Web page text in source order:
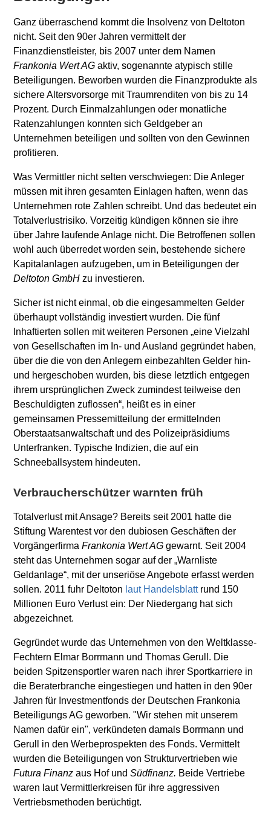
Ganz überraschend kommt die Insolvenz von Deltoton
nicht. Seit den 90er Jahren vermittelt der
Finanzdienstleister, bis 2007 unter dem Namen
Frankonia Wert AG aktiv, sogenannte atypisch stille
Beteiligungen. Beworben wurden die Finanzprodukte als
sichere Altersvorsorge mit Traumrenditen von bis zu 14
Prozent. Durch Einmalzahlungen oder monatliche
Ratenzahlungen konnten sich Geldgeber an
Unternehmen beteiligen und sollten von den Gewinnen
profitieren.
Was Vermittler nicht selten verschwiegen: Die Anleger
müssen mit ihren gesamten Einlagen haften, wenn das
Unternehmen rote Zahlen schreibt. Und das bedeutet ein
Totalverlustrisiko. Vorzeitig kündigen können sie ihre
über Jahre laufende Anlage nicht. Die Betroffenen sollen
wohl auch überredet worden sein, bestehende sichere
Kapitalanlagen aufzugeben, um in Beteiligungen der
Deltoton GmbH zu investieren.
Sicher ist nicht einmal, ob die eingesammelten Gelder
überhaupt vollständig investiert wurden. Die fünf
Inhaftierten sollen mit weiteren Personen „eine Vielzahl
von Gesellschaften im In- und Ausland gegründet haben,
über die die von den Anlegern einbezahlten Gelder hin-
und hergeschoben wurden, bis diese letztlich entgegen
ihrem ursprünglichen Zweck zumindest teilweise den
Beschuldigten zuflossen“, heißt es in einer
gemeinsamen Pressemitteilung der ermittelnden
Oberstaatsanwaltschaft und des Polizeipräsidiums
Unterfranken. Typische Indizien, die auf ein
Schneeballsystem hindeuten.
Verbraucherschützer warnten früh
Totalverlust mit Ansage? Bereits seit 2001 hatte die
Stiftung Warentest vor den dubiosen Geschäften der
VorgängerfirmaFrankonia Wert AG gewarnt. Seit 2004
steht das Unternehmen sogar auf der „Warnliste
Geldanlage“, mit der unseriöse Angebote erfasst werden
sollen. 2011 fuhr Deltoton laut Handelsblattrund 150
Millionen Euro Verlust ein: Der Niedergang hat sich
abgezeichnet.
Gegründet wurde das Unternehmen von den Weltklasse-
Fechtern Elmar Borrmann und Thomas Gerull. Die
beiden Spitzensportler waren nach ihrer Sportkarriere in
die Beraterbranche eingestiegen und hatten in den 90er
Jahren für Investmentfonds der Deutschen Frankonia
Beteiligungs AG geworben. "Wir stehen mit unserem
Namen dafür ein", verkündeten damals Borrmann und
Gerull in den Werbeprospekten des Fonds. Vermittelt
wurden die Beteiligungen von Strukturvertrieben wie
Futura Finanz aus Hof undSüdfinanz. Beide Vertriebe
waren laut Vermittlerkreisen für ihre aggressiven
Vertriebsmethoden berüchtigt.